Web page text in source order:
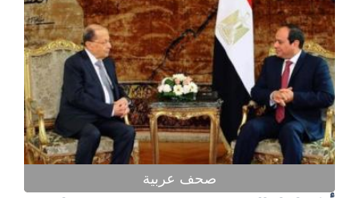
صحف عربية